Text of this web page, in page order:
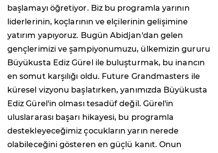
başlamayı öğretiyor. Biz bu programla yarının
liderlerinin, koçlarının ve elçilerinin gelişimine
yatırım yapıyoruz. Bugün Abidjan'dan gelen
gençlerimizi ve şampiyonumuzu, ülkemizin gururu
Büyükusta Ediz Gürel ile buluşturmak, bu inancın
en somut karşılığı oldu. Future Grandmasters ile
küresel vizyonu başlatırken, yanımızda Büyükusta
Ediz Gürel'in olması tesadüf değil. Gürel'in
uluslararası başarı hikayesi, bu programla
destekleyeceğimiz çocukların yarın nerede
olabileceğini gösteren en güçlü kanıt. Onun